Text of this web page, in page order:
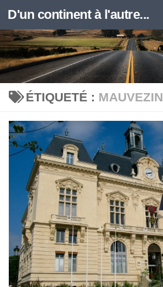
Skip to content
D'un continent à l'autre...
ÉTIQUETÉ : MAUVEZIN